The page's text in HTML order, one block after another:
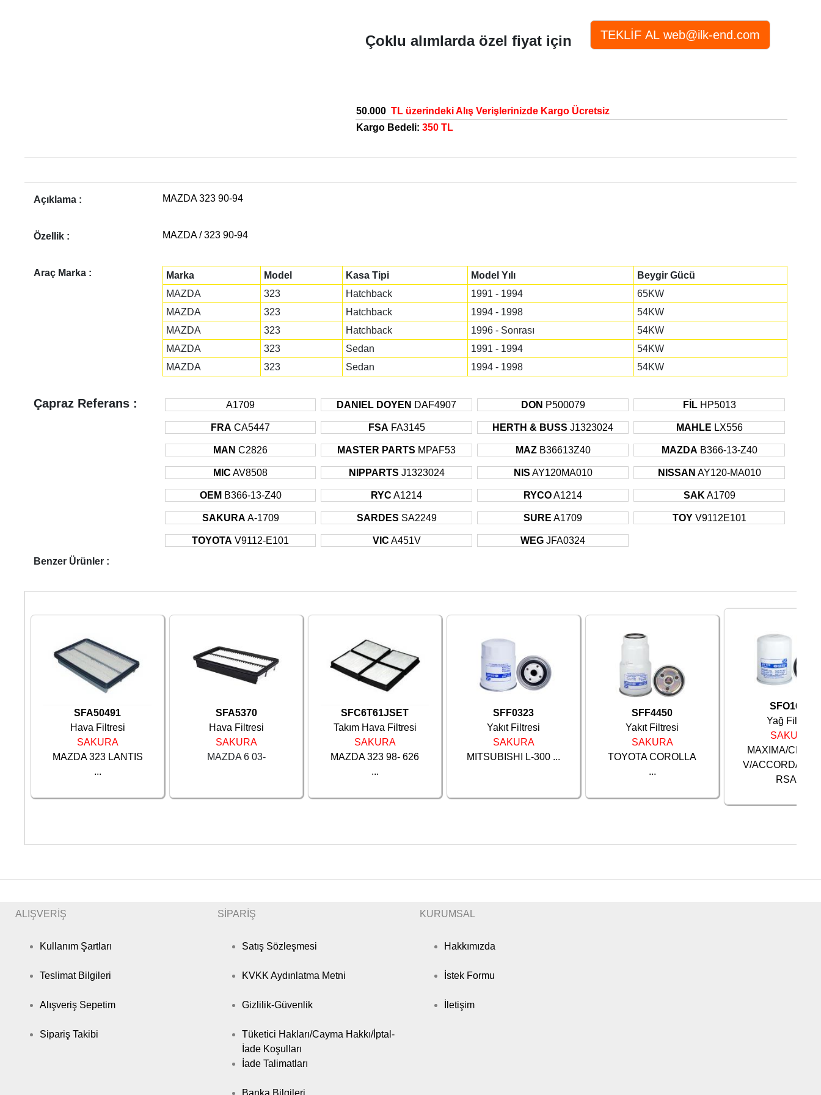
Çoklu alımlarda özel fiyat için
50.000TL üzerindeki Alış Verişlerinizde Kargo Ücretsiz
Kargo Bedeli: 350 TL
Açıklama : MAZDA 323 90-94
Özellik : MAZDA / 323 90-94
Araç Marka : Marka Model Kasa Tipi Model Yılı
Beygir Gücü
MAZDA
323 Hatchback 1991 - 1994
65KW
MAZDA
323 Hatchback 1994 - 1998
54KW
MAZDA
323 Hatchback 1996 - Sonrası
54KW
MAZDA
323 Sedan 1991 - 1994
54KW
MAZDA
323 Sedan 1994 - 1998 54KW
Çapraz Referans : A1709 DANIEL DOYEN DAF4907 DON P500079 FİL HP5013
FRA CA5447 FSA FA3145 HERTH & BUSS J1323024 MAHLE LX556
MAN C2826 MASTER PARTS MPAF53 MAZ B36613Z40 MAZDA B366-13-Z40
MIC AV8508 NIPPARTS J1323024 NIS AY120MA010 NISSAN AY120-MA010
OEM B366-13-Z40 RYC A1214 RYCOA1214 SAK A1709
SAKURA A-1709 SARDES SA2249 SURE A1709 TOY V9112E101
TOYOTA V9112-E101 VIC A451V WEG JFA0324
Benzer Ürünler :
SFA50491
Hava Filtresi
SAKURA
MAZDA 323 LANTIS
...
SFA5370
Hava Filtresi
SAKURA
MAZDA 6 03-
SFC6T61JSET
Takım Hava Filtresi
SAKURA
MAZDA 323 98- 626
...
SFF0323
Yakıt Filtresi
SAKURA
MITSUBISHI L-300 ...
SFF4450
Yakıt Filtresi
SAKURA
TOYOTA COROLLA
...
SFO1610
Yağ Filtresi
SAKURA
MAXIMA/CIVIC/
V/ACCORD/
RSA ...
ALIŞVERİŞ
Kullanım Şartları
Teslimat Bilgileri
Alışveriş Sepetim
Sipariş Takibi
SİPARİŞ
Satış Sözleşmesi
KVKK Aydınlatma Metni
Gizlilik-Güvenlik
Tüketici Hakları/Cayma Hakkı/İptal-
İade Koşulları
İade Talimatları
Banka Bilgileri
KURUMSAL
Hakkımızda
İstek Formu
İletişim